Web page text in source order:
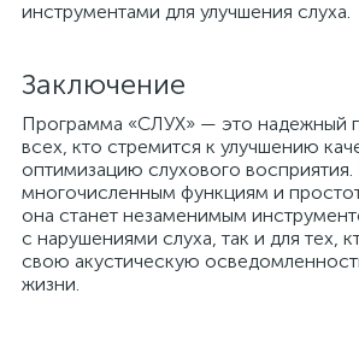
инструментами для улучшения слуха.
Заключение
Программа «СЛУХ» — это надежный
всех, кто стремится к улучшению
оптимизацию слухового
многочисленным функциям и
она станет незаменимым
с нарушениями слуха, так и для тех,
свою акустическую
жизни.